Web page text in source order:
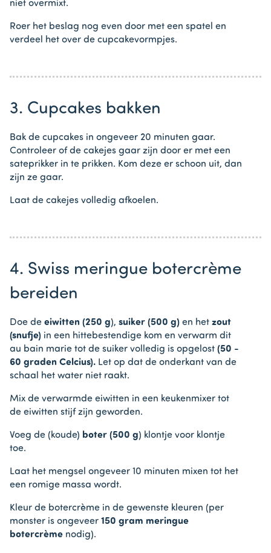
niet overmixt.
Roer het beslag nog even door met een spatel en
verdeel het over de cupcakevormpjes.
3. Cupcakes bakken
Bak de cupcakes in ongeveer 20 minuten gaar.
Controleer of de cakejes gaar zijn door er met een
sateprikker in te prikken. Kom deze er schoon uit, dan
zijn ze gaar.
Laat de cakejes volledig afkoelen.
4. Swiss meringue botercrème
bereiden
Doe de eiwitten (250 g), suiker (500 g) en het zout
(snufje) in een hittebestendige kom en verwarm dit
au bain marie tot de suiker volledig is opgelost (50 -
60 graden Celcius). Let op dat de onderkant van de
schaal het water niet raakt.
Mix de verwarmde eiwitten in een keukenmixer tot
de eiwitten stijf zijn geworden.
Voeg de (koude) boter (500 g) klontje voor klontje
toe.
Laat het mengsel ongeveer 10 minuten mixen tot het
een romige massa wordt.
Kleur de botercrème in de gewenste kleuren (per
monster is ongeveer 150 gram meringue
botercrème nodig).